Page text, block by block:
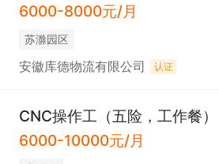
6000-8000元/月
苏滁园区
安徽库德物流有限公司 认证
CNC操作工（五险，工作餐）
6000-10000元/月